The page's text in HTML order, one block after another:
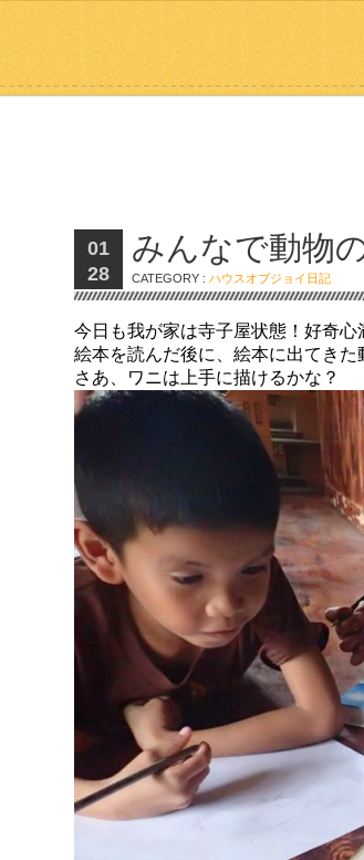
01
28
みんなで動物
CATEGORY :ハウスオブジョイ日記
今日も我が家は寺子屋状態！好奇心
絵本を読んだ後に、絵本に出てきた
さあ、ワニは上手に描けるかな？